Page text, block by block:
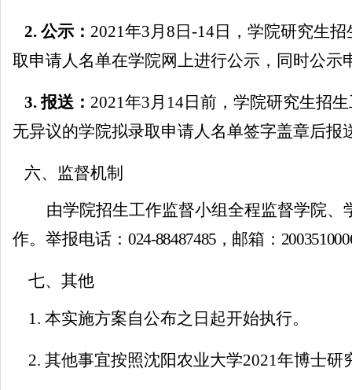
2. 公示： 2021年3月 8 日 -14日，学院研究生
取申请人名单在学院网上进行公示，同时公示
3.报送： 2021年3月 14日 前，学院研究生招
无异议的学院拟录取申请人名单签字盖章后报
六、监督机制
由学院招生工作监督小组全程监督学院、
作。举报电话： 024-88487485 ， 邮箱：
七、其他
1. 本实施方案自公布之日起开始执行。
2. 其他事宜按照沈阳农业大学2021年博士研